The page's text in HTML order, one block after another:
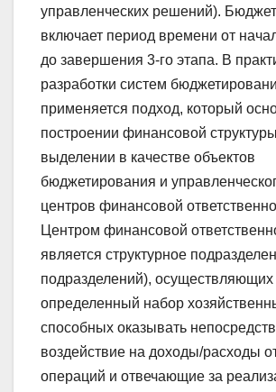
управленческих решений).
включает период времени от
до завершения 3-го этапа. В
разработки систем
применяется подход, который
построении финансовой
выделении в качестве объектов
бюджетирования и
центров финансовой
Центром финансовой
является структурное
подразделений), осуществляющих
определенный набор
способных оказывать
воздействие на доходы/расходы
операций и отвечающие за